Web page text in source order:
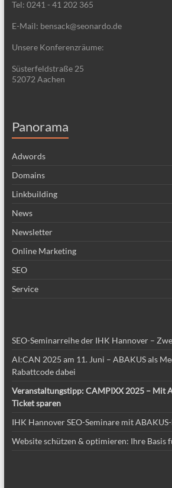
Tel: 0241 - 41 202 365
E-Mail: bensack@seonardo.de
Unsere Konferenzräume:
Süsterfeldstraße 25
52072 Aachen
Panorama
Adwords
Domains
Linkbuilding
News
Newsletter
Online Marketing
SEO
Service
SEO-Seminarreihe der IHK Hannover –
AI:CAN 2025 am 11. Juni – ABAKUS als
Rabattcode dabei
Veranstaltungstipp: CAMPIXX 2025 – Mit
Ticket sparen
IHK Hannover SEO-Seminare mit
Website schützen & optimieren: Ihre Basis